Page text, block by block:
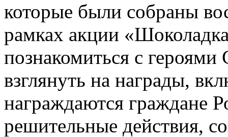
которые были собраны
рамках акции
познакомиться с
взглянуть на награды,
награждаются граждане
решительные действия,